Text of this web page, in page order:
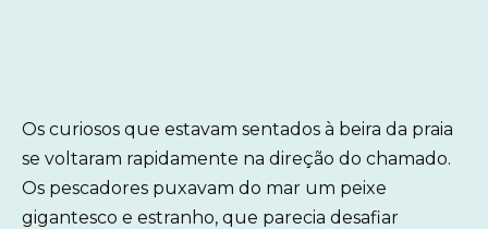
Os curiosos que estavam sentados à beira da praia
se voltaram rapidamente na direção do chamado.
Os pescadores puxavam do mar um peixe
gigantesco e estranho, que parecia desafiar